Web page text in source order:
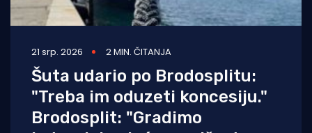
21 srp. 2026 2 MIN. ČITANJA
Šuta udario po Brodosplitu:
"Treba im oduzeti koncesiju."
Brodosplit: "Gradimo